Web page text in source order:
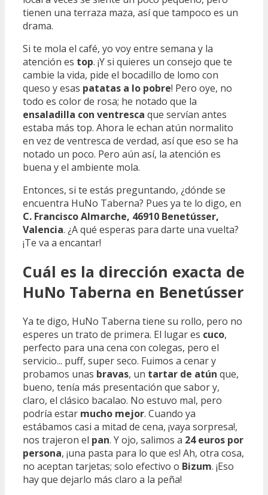
tienen una terraza maza, así que tampoco es un
drama.
Si te mola el café, yo voy entre semana y la
atención es top. ¡Y si quieres un consejo que te
cambie la vida, pide el bocadillo de lomo con
queso y esas patatas a lo pobre! Pero oye, no
todo es color de rosa; he notado que la
ensaladilla con ventresca que servían antes
estaba más top. Ahora le echan atún normalito
en vez de ventresca de verdad, así que eso se ha
notado un poco. Pero aún así, la atención es
buena y el ambiente mola.
Entonces, si te estás preguntando, ¿dónde se
encuentra HuNo Taberna? Pues ya te lo digo, en
C. Francisco Almarche, 46910 Benetússer,
Valencia. ¿A qué esperas para darte una vuelta?
¡Te va a encantar!
Cuál es la dirección exacta de
HuNo Taberna en Benetússer
Ya te digo, HuNo Taberna tiene su rollo, pero no
esperes un trato de primera. El lugar es cuco,
perfecto para una cena con colegas, pero el
servicio... puff, super seco. Fuimos a cenar y
probamos unas bravas, un tartar de atún que,
bueno, tenía más presentación que sabor y,
claro, el clásico bacalao. No estuvo mal, pero
podría estar mucho mejor. Cuando ya
estábamos casi a mitad de cena, ¡vaya sorpresa!,
nos trajeron el pan. Y ojo, salimos a 24 euros por
persona, ¡una pasta para lo que es! Ah, otra cosa,
no aceptan tarjetas; solo efectivo o Bizum. ¡Eso
hay que dejarlo más claro a la peña!